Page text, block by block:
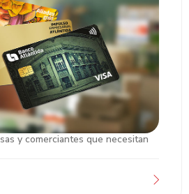
PYME
y comerciantes que necesitan